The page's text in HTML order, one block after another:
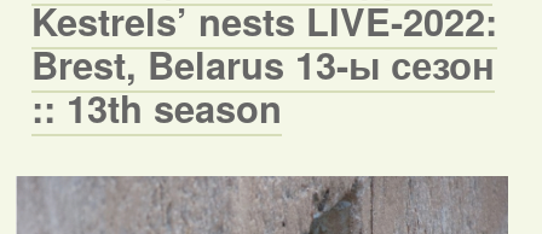
Kestrels’ nests LIVE-2022:
Brest, Belarus 13-ы сезон
:: 13th season